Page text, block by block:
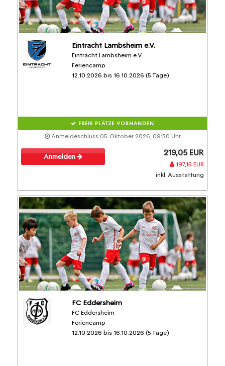
Eintracht Lambsheim e.V.
Eintracht Lambsheim e.V.
Feriencamp
12.10.2026 bis 16.10.2026 (5 Tage)
FREIE PLÄTZE VORHANDEN
Anmeldeschluss 05. Oktober 2026, 09:30 Uhr
Anmelden 219,05 EUR
197,15 EUR
inkl. Ausstattung
FC Eddersheim
FC Eddersheim
Feriencamp
12.10.2026 bis 16.10.2026 (5 Tage)